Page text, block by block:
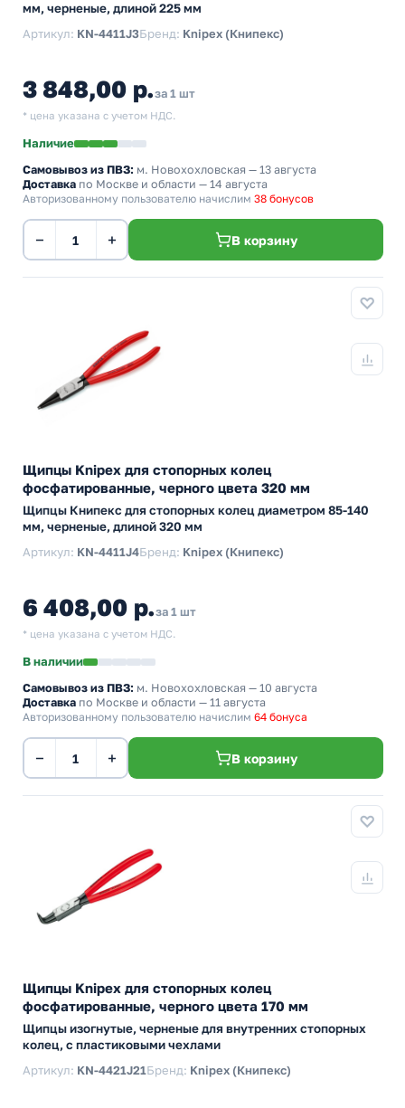
мм, черненые, длиной 225 мм
Артикул: KN-4411J3Бренд: Knipex (Книпекс)
3 848,00 р.за 1 шт
* цена указана с учетом НДС.
Наличие
Самовывоз из ПВЗ: м. Новохохловская — 13 августа
Доставка по Москве и области — 14 августа
Авторизованному пользователю начислим 38 бонусов
− + В корзину
Щипцы Knipex для стопорных колец
фосфатированные, черного цвета 320 мм
Щипцы Книпекс для стопорных колец диаметром 85-140
мм, черненые, длиной 320 мм
Артикул: KN-4411J4Бренд: Knipex (Книпекс)
6 408,00 р.за 1 шт
* цена указана с учетом НДС.
В наличии
Самовывоз из ПВЗ: м. Новохохловская — 10 августа
Доставка по Москве и области — 11 августа
Авторизованному пользователю начислим 64 бонуса
− + В корзину
Щипцы Knipex для стопорных колец
фосфатированные, черного цвета 170 мм
Щипцы изогнутые, черненые для внутренних стопорных
колец, с пластиковыми чехлами
Артикул: KN-4421J21Бренд: Knipex (Книпекс)